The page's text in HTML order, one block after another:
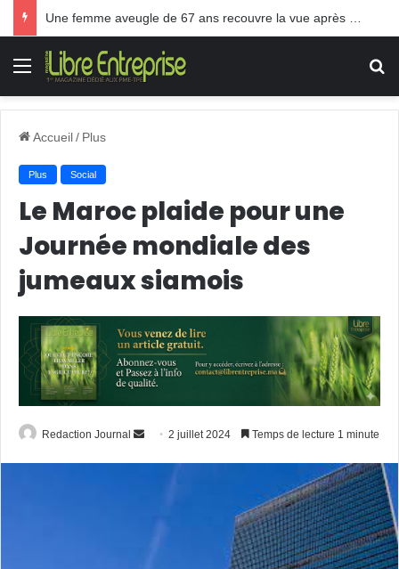
Menu
Accueil/ Plus
Plus Social
Le Maroc plaide pour une
Journée mondiale des
jumeaux siamois
Redaction Journal
Envoyer2 juillet 2024 Temps de lecture 1 minute